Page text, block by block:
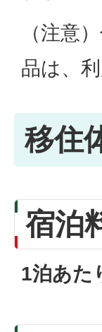
（注意
品は、
移住
宿泊
1泊あた